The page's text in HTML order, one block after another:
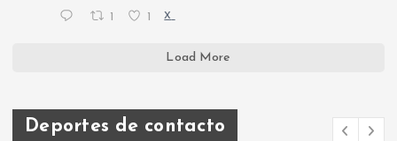
1 1 X
Load More
Deportes de contacto